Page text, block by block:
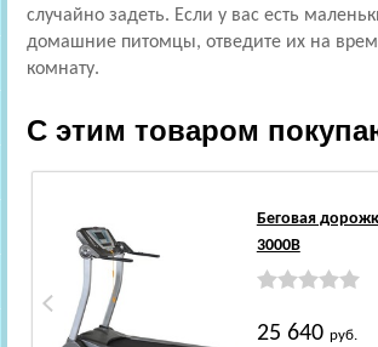
случайно задеть. Если у вас есть
домашние питомцы, отведите их на
комнату.
С этим товаром
Беговая
3000B
25 640 руб.